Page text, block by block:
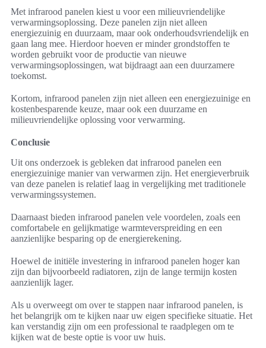
Met infrarood panelen kiest u voor een milieuvriendelijke
verwarmingsoplossing. Deze panelen zijn niet alleen
energiezuinig en duurzaam, maar ook onderhoudsvriendelijk en
gaan lang mee. Hierdoor hoeven er minder grondstoffen te
worden gebruikt voor de productie van nieuwe
verwarmingsoplossingen, wat bijdraagt aan een duurzamere
toekomst.
Kortom, infrarood panelen zijn niet alleen een energiezuinige en
kostenbesparende keuze, maar ook een duurzame en
milieuvriendelijke oplossing voor verwarming.
Conclusie
Uit ons onderzoek is gebleken dat infrarood panelen een
energiezuinige manier van verwarmen zijn. Het energieverbruik
van deze panelen is relatief laag in vergelijking met traditionele
verwarmingssystemen.
Daarnaast bieden infrarood panelen vele voordelen, zoals een
comfortabele en gelijkmatige warmteverspreiding en een
aanzienlijke besparing op de energierekening.
Hoewel de initiële investering in infrarood panelen hoger kan
zijn dan bijvoorbeeld radiatoren, zijn de lange termijn kosten
aanzienlijk lager.
Als u overweegt om over te stappen naar infrarood panelen, is
het belangrijk om te kijken naar uw eigen specifieke situatie. Het
kan verstandig zijn om een professional te raadplegen om te
kijken wat de beste optie is voor uw huis.